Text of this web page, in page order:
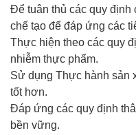
Để tuân thủ các quy
chế tạo để đáp ứng các
Thực hiện theo các quy
nhiễm thực phẩm.
Sử dụng Thực hành sản
tốt hơn.
Đáp ứng các quy định
bền vững.